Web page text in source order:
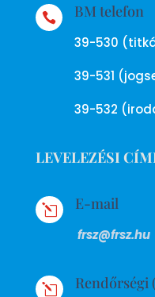
 BM telefon
39-530
39-531
39-532
LEVELEZÉSI
l E-mail
frsz@frsz.hu
l Rendőrségi